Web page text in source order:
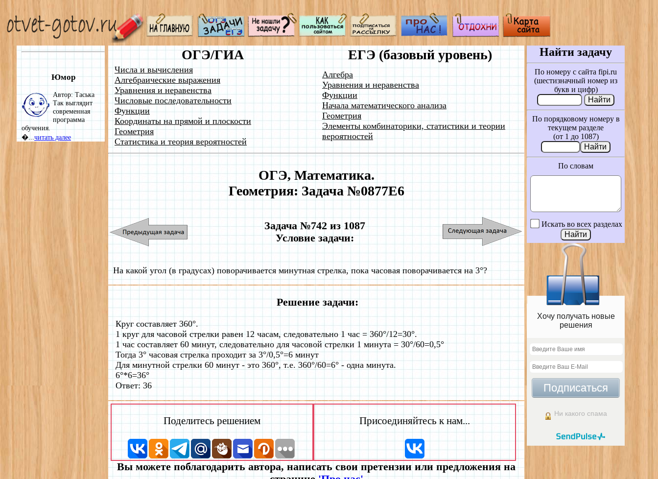
Юмор
Автор: Таська
Так выглядит
современная
программа
обучения.
�...читать далее
ОГЭ/ГИА ЕГЭ (базовый уровень)
Числа и вычисления
Алгебраические выражения
Уравнения и неравенства
Числовые последовательности
Функции
Координаты на прямой и плоскости
Геометрия
Статистика и теория вероятностей
Алгебра
Уравнения и неравенства
Функции
Начала математического анализа
Геометрия
Элементы комбинаторики, статистики и теории
вероятностей
ОГЭ, Математика.
Геометрия: Задача №0877E6
Задача №742 из 1087
Условие задачи:
На какой угол (в градусах) поворачивается минутная стрелка, пока часовая поворачивается на 3°?
Решение задачи:
Круг составляет 360°.
1 круг для часовой стрелки равен 12 часам, следовательно 1 час = 360°/12=30°.
1 час составляет 60 минут, следовательно для часовой стрелки 1 минута = 30°/60=0,5°
Тогда 3° часовая стрелка проходит за 3°/0,5°=6 минут
Для минутной стрелки 60 минут - это 360°, т.е. 360°/60=6° - одна минута.
6°*6=36°
Ответ: 36
Поделитесь решением Присоединяйтесь к нам...
Вы можете поблагодарить автора, написать свои претензии или предложения на
Найти задачу
По номеру с сайта fipi.ru
(шестизначный номер из
букв и цифр)
По порядковому номеру в
текущем разделе
(от 1 до 1087)
По словам
Искать во всех разделах
Хочу получать новые
решения
Подписаться
Ни какого спама